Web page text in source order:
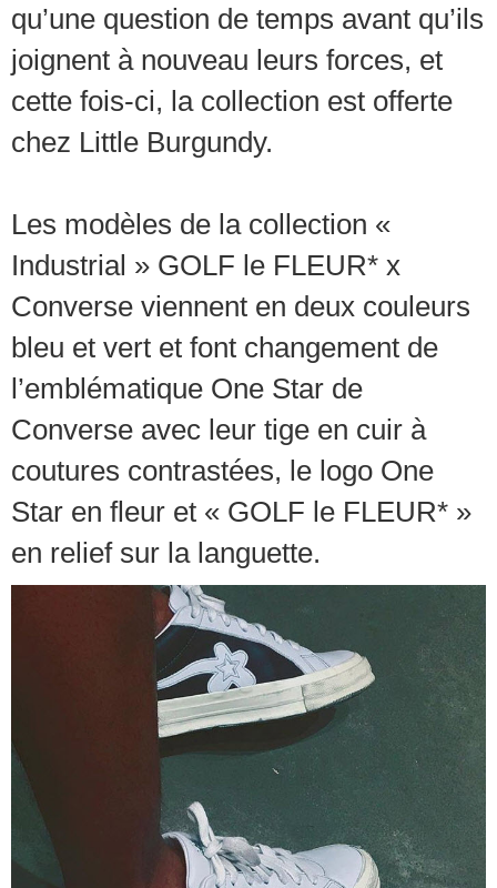
qu’une question de temps avant qu’ils
joignent à nouveau leurs forces, et
cette fois-ci, la collection est offerte
chez Little Burgundy.
Les modèles de la collection «
Industrial » GOLF le FLEUR* x
Converse viennent en deux couleurs
bleu et vert et font changement de
l’emblématique One Star de
Converse avec leur tige en cuir à
coutures contrastées, le logo One
Star en fleur et « GOLF le FLEUR* »
en relief sur la languette.